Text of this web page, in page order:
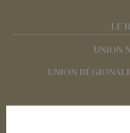
LE
UNION
UNION